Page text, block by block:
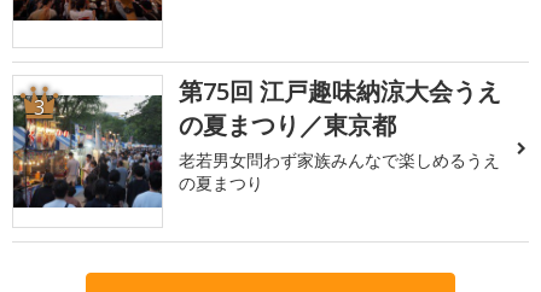
3
第75回 江戸趣味納涼大会うえ
の夏まつり／東京都
老若男女問わず家族みんなで楽しめるうえ
の夏まつり